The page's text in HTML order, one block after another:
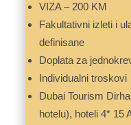
VIZA – 200 KM
Fakultativni izleti i
definisane
Doplata za
Individualni troskovi
Dubai Tourism
hotelu), hoteli 4* 15